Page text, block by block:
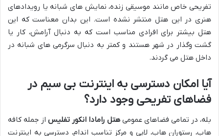
تفریحی خاص مانند موسیقی زنده، نمایش های شبانه یا رویدادهای
هنری در این هتل منتشر نشده است. این بدان معناست که این
هتل بیشتر برای افرادی مناسب است که به دنبال آرامش، کار یا
گشت وگذار در شهر هستند و کمتر به دنبال سرگرمی های شبانه در
داخل هتل می گردند.
آیا امکان دسترسی به اینترنت بی سیم در
فضاهای تفریحی وجود دارد؟
بله، در تمامی فضاهای عمومی هتل رامادا انکور تفلیس از جمله کافه
هاب، رستوران هاب، لابی و مرکز تناسب اندام، دسترسی به اینترنت